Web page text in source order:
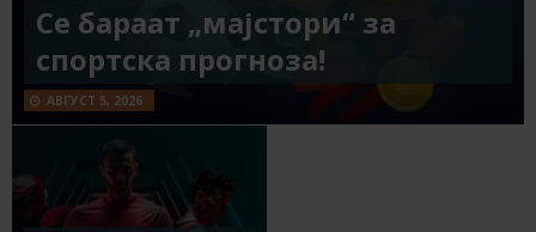
Се бараат „мајстори“ за
спортска прогноза!
АВГУСТ 5, 2026